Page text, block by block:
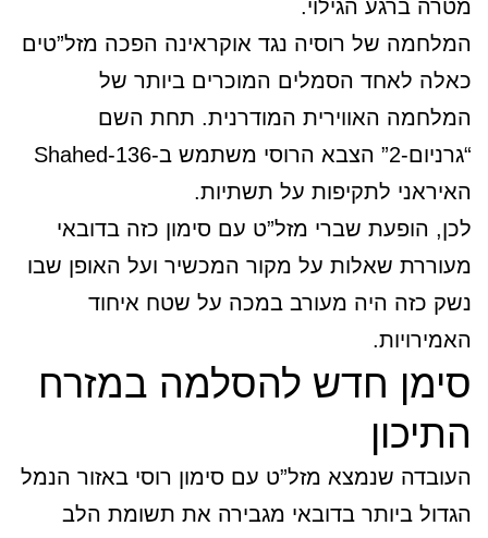
מטרה ברגע הגילוי.
המלחמה של רוסיה נגד אוקראינה הפכה מזל”טים
כאלה לאחד הסמלים המוכרים ביותר של
המלחמה האווירית המודרנית. תחת השם
“גרניום-2” הצבא הרוסי משתמש ב-Shahed-136
האיראני לתקיפות על תשתיות.
לכן, הופעת שברי מזל”ט עם סימון כזה בדובאי
מעוררת שאלות על מקור המכשיר ועל האופן שבו
נשק כזה היה מעורב במכה על שטח איחוד
האמירויות.
סימן חדש להסלמה במזרח
התיכון
העובדה שנמצא מזל”ט עם סימון רוסי באזור הנמל
הגדול ביותר בדובאי מגבירה את תשומת הלב